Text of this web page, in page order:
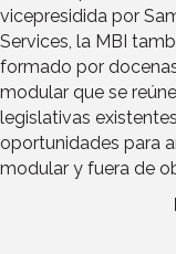
vicepresidida por
Services, la MBI
formado por
modular que se
legislativas
oportunidades para
modular y fuera de